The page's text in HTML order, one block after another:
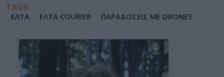
TAGS:
ΕΛΤΑ ΕΛΤΑ COURIER ΠΑΡΑΔΟΣΕΙΣ ΜΕ DRONES